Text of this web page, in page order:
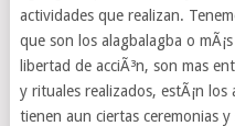
actividades que realizan.
que son los alagbalagba o
libertad de acciÃ³n, son mas
y rituales realizados, estÃ¡n
tienen aun ciertas ceremonias